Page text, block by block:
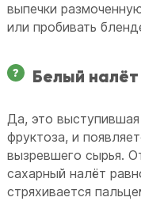
выпечки
или пробивать
Белый
Да, это
фруктоза, и
вызревшего сырья.
сахарный налёт
стряхивается